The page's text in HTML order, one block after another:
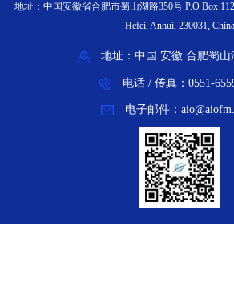
地址：中国安徽省合肥市蜀山湖路350号 P.O Box
Hefei, Anhui, 230031, China
地址：中国 安徽 合肥蜀山
电话 / 传真：0551-
电子邮件：